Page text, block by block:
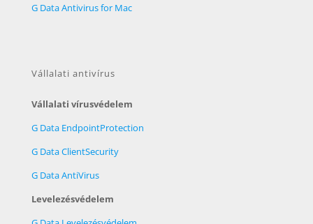
G Data Antivirus for Mac
Vállalati antivírus
Vállalati vírusvédelem
G Data EndpointProtection
G Data ClientSecurity
G Data AntiVirus
Levelezésvédelem